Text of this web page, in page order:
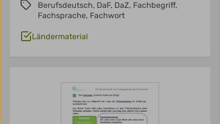
Berufsdeutsch, DaF, DaZ, Fachbegriff,
Fachsprache, Fachwort
Ländermaterial